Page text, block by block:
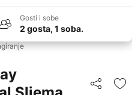
Gosti i sobe
2 gosta, 1 soba.
Deli